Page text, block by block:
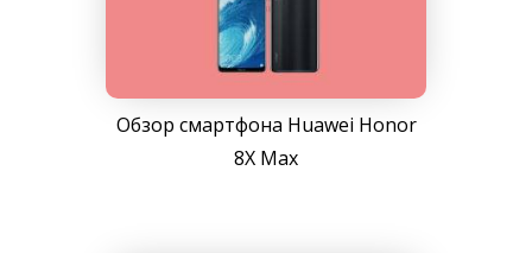
Обзор смартфона Huawei Honor
8X Max